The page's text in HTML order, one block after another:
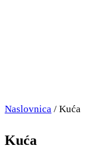
Naslovnica / Kuća
Kuća